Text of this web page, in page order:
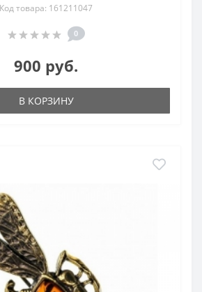
Код товара: 161211047
0
900 руб.
В КОРЗИНУ